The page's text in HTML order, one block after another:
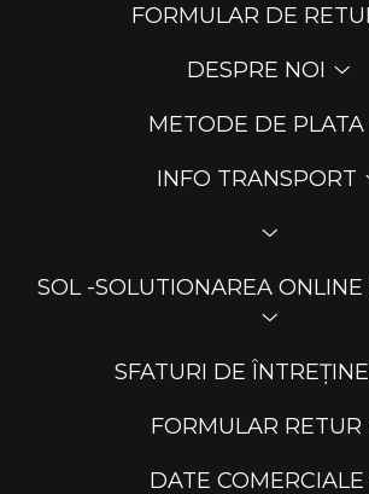
FORMULAR DE
DESPRE NOI
METODE DE PLATA
INFO TRANSPORT
SOL -SOLUTIONAREA ONLINE
SFATURI DE
FORMULAR RETUR
DATE COMERCIALE